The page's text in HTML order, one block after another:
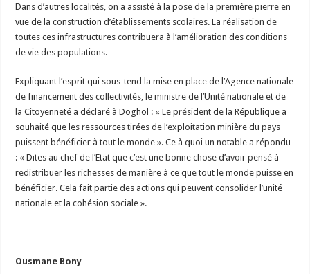
Dans d’autres localités, on a assisté à la pose de la première pierre en
vue de la construction d’établissements scolaires. La réalisation de
toutes ces infrastructures contribuera à l’amélioration des conditions
de vie des populations.
Expliquant l’esprit qui sous-tend la mise en place de l’Agence nationale
de financement des collectivités, le ministre de l’Unité nationale et de
la Citoyenneté a déclaré à Döghöl : « Le président de la République a
souhaité que les ressources tirées de l’exploitation minière du pays
puissent bénéficier à tout le monde ». Ce à quoi un notable a répondu
: « Dites au chef de l’Etat que c’est une bonne chose d’avoir pensé à
redistribuer les richesses de manière à ce que tout le monde puisse en
bénéficier. Cela fait partie des actions qui peuvent consolider l’unité
nationale et la cohésion sociale ».
Ousmane Bony